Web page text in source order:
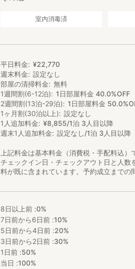
時間の延長はできません。9:00前のチェ
室内消毒済
平日料金 ¥22,770
週末料金
設定なし
部屋の清掃料金
無料
1週間割(6-12泊)
1日部屋料金 40.0%OFF
2週間割(13泊-29泊)
1日部屋料金
1ヶ月割(30泊以上)
設定なし
1人追加料金
¥8,855/1泊 3人目以降
週末1人追加料金
設定なし/1泊 3人目以降
上記料金は基本料金（消費税・手配料込
チェックイン日・チェックアウト日と人
料が既に含まれています。予約成立までの
8日以上前 :0%
7日前から6日前 :10%
5日前から4日前 :20%
3日前から2日前 :30%
1日前 :50%
当日 :100%